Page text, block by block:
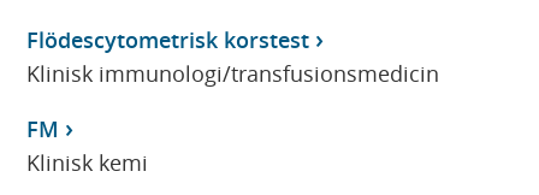
Flödescytometrisk korstest
Klinisk immunologi/transfusionsmedicin
FM
Klinisk kemi